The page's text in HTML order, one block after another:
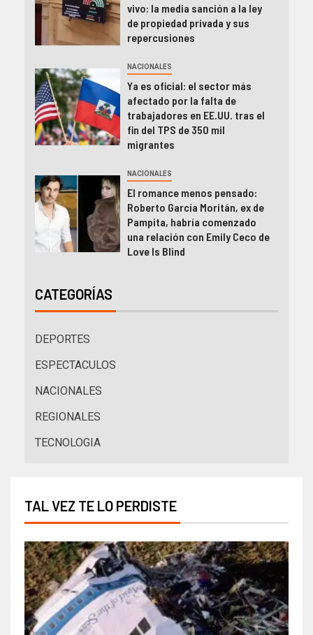
vivo: la media sanción a la ley
de propiedad privada y sus
repercusiones
NACIONALES
Ya es oficial: el sector más
afectado por la falta de
trabajadores en EE.UU. tras el
fin del TPS de 350 mil
migrantes
NACIONALES
El romance menos pensado:
Roberto García Moritán, ex de
Pampita, habría comenzado
una relación con Emily Ceco de
Love Is Blind
CATEGORÍAS
DEPORTES
ESPECTACULOS
NACIONALES
REGIONALES
TECNOLOGIA
TAL VEZ TE LO PERDISTE